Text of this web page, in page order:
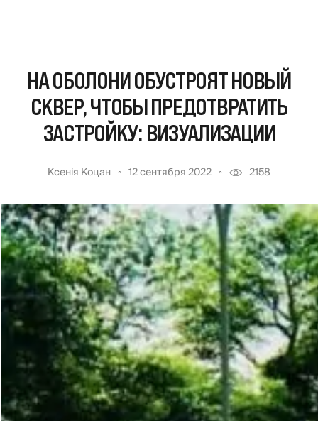
НА ОБОЛОНИ ОБУСТРОЯТ НОВЫЙ
СКВЕР, ЧТОБЫ ПРЕДОТВРАТИТЬ
ЗАСТРОЙКУ: ВИЗУАЛИЗАЦИИ
Ксенія Коцан 12 сентября 2022 2158